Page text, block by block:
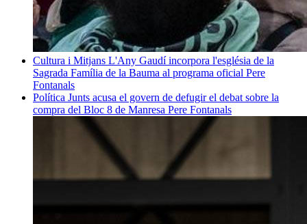
Cultura i Mitjans L'Any Gaudí incorpora l'església de la
Sagrada Família de la Bauma al programa oficial Pere
Fontanals
Política Junts acusa el govern de defugir el debat sobre la
compra del Bloc 8 de Manresa Pere Fontanals